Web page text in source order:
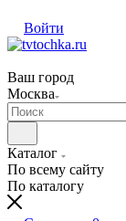
Войти
Ваш город
Москва
Каталог
По всему сайту
По каталогу